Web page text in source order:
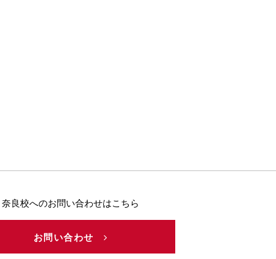
奈良校へのお問い合わせはこちら
お問い合わせ